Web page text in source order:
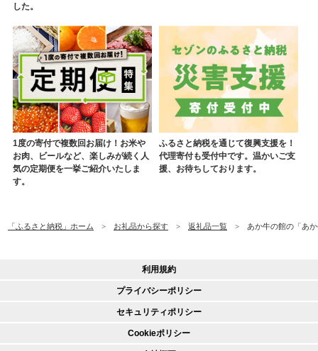
した。
1度の寄付で複数回お届け！お米や
お肉、ビールなど、楽しみが続く人
気の定期便を一挙ご紹介いたしま
す。
ふるさと納税を通じて復興支援を！
代理寄付も受付中です。温かいご支
援、お待ちしております。
「ふるさと納税」ホーム お礼品から探す 返礼品一覧 あか牛の館の「あ
利用規約
プライバシーポリシー
セキュリティポリシー
Cookieポリシー